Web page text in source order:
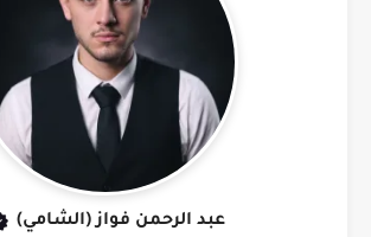
عبد الرحمن فواز (الشامي)